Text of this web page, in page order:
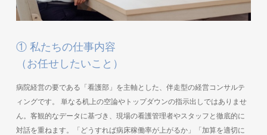
① 私たちの仕事内容
（お任せしたいこと）
病院経営の要である「看護部」を主軸とした、伴走型の経営コンサルテ
ィングです。 単なる机上の空論やトップダウンの指示出しではありませ
ん。客観的なデータに基づき、現場の看護管理者やスタッフと徹底的に
対話を重ねます。「どうすれば病床稼働率が上がるか」「加算を適切に